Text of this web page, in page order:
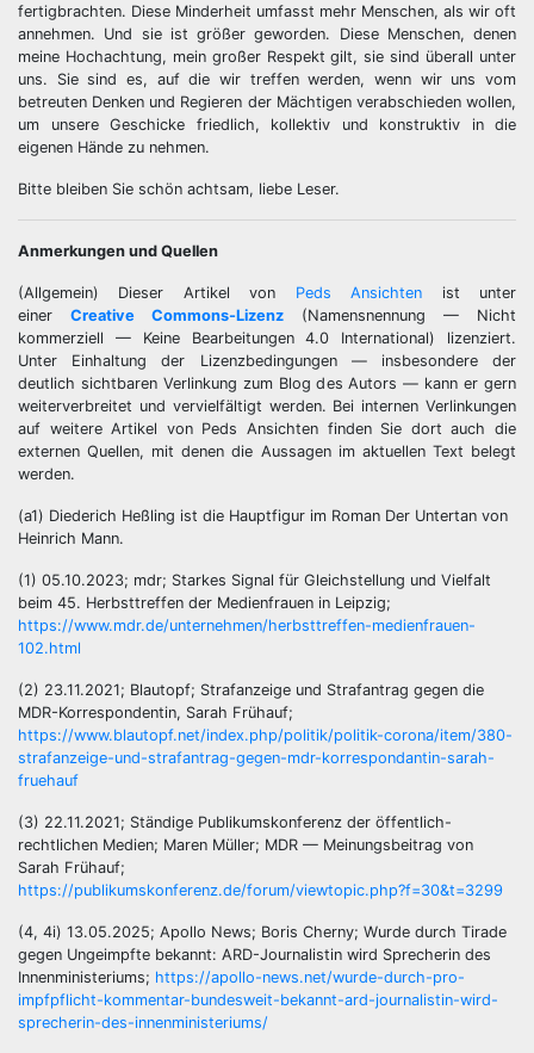
fertigbrachten. Diese Minderheit umfasst mehr Menschen, als wir oft
annehmen. Und sie ist größer geworden. Diese Menschen, denen
meine Hochachtung, mein großer Respekt gilt, sie sind überall unter
uns. Sie sind es, auf die wir treffen werden, wenn wir uns vom
betreuten Denken und Regieren der Mächtigen verabschieden wollen,
um unsere Geschicke friedlich, kollektiv und konstruktiv in die
eigenen Hände zu nehmen.
Bitte bleiben Sie schön achtsam, liebe Leser.
Anmerkungen und Quellen
(Allgemein) Dieser Artikel von Peds Ansichten ist unter
einer Creative Commons-Lizenz (Namensnennung — Nicht
kommerziell — Keine Bearbeitungen 4.0 International) lizenziert.
Unter Einhaltung der Lizenzbedingungen — insbesondere der
deutlich sichtbaren Verlinkung zum Blog des Autors — kann er gern
weiterverbreitet und vervielfältigt werden. Bei internen Verlinkungen
auf weitere Artikel von Peds Ansichten finden Sie dort auch die
externen Quellen, mit denen die Aussagen im aktuellen Text belegt
werden.
(a1) Diederich Heßling ist die Hauptfigur im Roman Der Untertan von
Heinrich Mann.
(1) 05.10.2023; mdr; Starkes Signal für Gleichstellung und Vielfalt
beim 45. Herbsttreffen der Medienfrauen in Leipzig;
https://www.mdr.de/unternehmen/herbsttreffen-medienfrauen-
102.html
(2) 23.11.2021; Blautopf; Strafanzeige und Strafantrag gegen die
MDR-Korrespondentin, Sarah Frühauf;
https://www.blautopf.net/index.php/politik/politik-corona/item/380-
strafanzeige-und-strafantrag-gegen-mdr-korrespondantin-sarah-
fruehauf
(3) 22.11.2021; Ständige Publikumskonferenz der öffentlich-
rechtlichen Medien; Maren Müller; MDR — Meinungsbeitrag von
Sarah Frühauf;
https://publikumskonferenz.de/forum/viewtopic.php?f=30&t=3299
(4, 4i) 13.05.2025; Apollo News; Boris Cherny; Wurde durch Tirade
gegen Ungeimpfte bekannt: ARD-Journalistin wird Sprecherin des
Innenministeriums; https://apollo-news.net/wurde-durch-pro-
impfpflicht-kommentar-bundesweit-bekannt-ard-journalistin-wird-
sprecherin-des-innenministeriums/